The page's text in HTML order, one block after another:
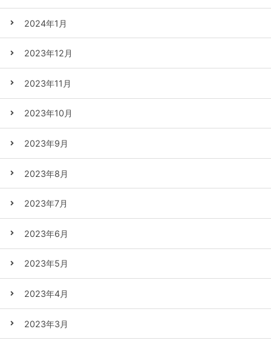
2024年1月
2023年12月
2023年11月
2023年10月
2023年9月
2023年8月
2023年7月
2023年6月
2023年5月
2023年4月
2023年3月